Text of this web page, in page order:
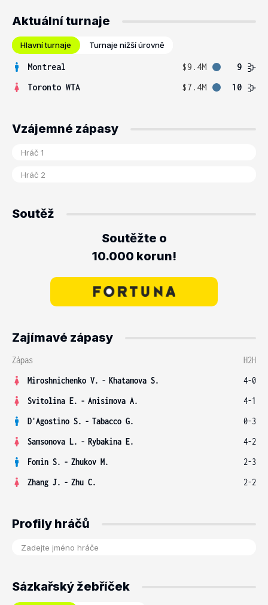
Aktuální turnaje
Hlavní turnaje Turnaje nižší úrovně
Montreal $9.4M
9
Toronto WTA
$7.4M 10
Vzájemné zápasy
Soutěž
Soutěžte o
10.000 korun!
Zajímavé zápasy
Zápas
H2H
Miroshnichenko V. - Khatamova S.
4-0
Svitolina E. - Anisimova A.
4-1
D'Agostino S. - Tabacco G.
0-3
Samsonova L. - Rybakina E.
4-2
Fomin S. - Zhukov M.
2-3
Zhang J. - Zhu C. 2-2
Profily hráčů
Sázkařský žebříček